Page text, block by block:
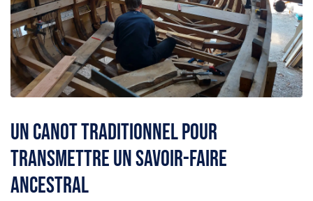
Un canot traditionnel pour
transmettre un savoir-faire
ancestral